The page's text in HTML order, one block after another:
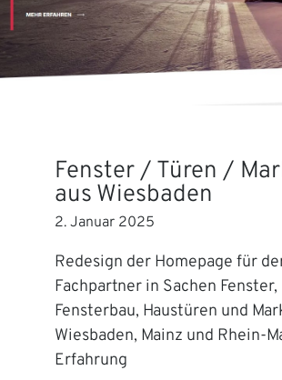
Fenster / Türen /
aus Wiesbaden
2. Januar 2025
Redesign der Homepage für
Fachpartner in Sachen Fenster,
Fensterbau, Haustüren und
Wiesbaden, Mainz und Rhein-
Erfahrung